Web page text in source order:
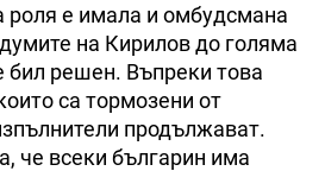
е имала и омбудсмана
на Кирилов до голяма
бил решен. Въпреки това
са тормозени от
продължават.
че всеки българин има